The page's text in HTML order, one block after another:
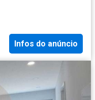
Infos do anúncio